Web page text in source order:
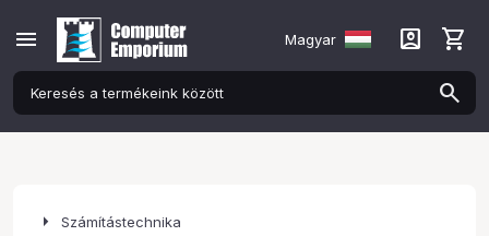
menu Magyar account_box shopping_cart
arrow_right Számítástechnika